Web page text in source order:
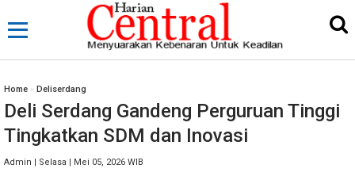
Home » Deliserdang
Deli Serdang Gandeng Perguruan Tinggi
Tingkatkan SDM dan Inovasi
Admin | Selasa | Mei 05, 2026 WIB